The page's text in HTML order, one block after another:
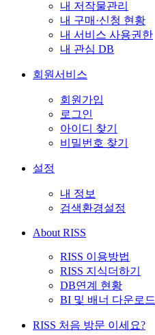
내 저작물관리
내 구매·신청 현황
내 서비스 사용권한
내 관심 DB
회원서비스
회원가입
로그인
아이디 찾기
비밀번호 찾기
설정
내 정보
검색환경설정
About RISS
RISS 이용방법
RISS 지식더하기
DB연계 현황
BI 및 배너 다운로드
RISS 처음 방문 이세요?